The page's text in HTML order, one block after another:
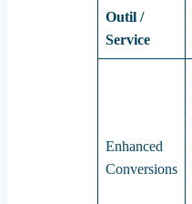
Outil /
Service
Enhanced
Conversions